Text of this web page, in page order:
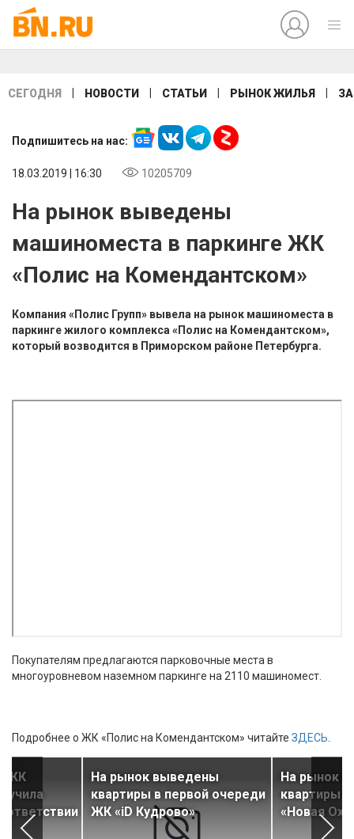
СЕГОДНЯ НОВОСТИ СТАТЬИ РЫНОК ЖИЛЬЯ
Подпишитесь на нас:
18.03.2019 | 16:30 10205709
На рынок выведены
машиноместа в паркинге ЖК
«Полис на Комендантском»
Компания «Полис Групп» вывела на рынок машиноместа в
паркинге жилого комплекса «Полис на Комендантском»,
который возводится в Приморском районе Петербурга.
Покупателям предлагаются парковочные места в
многоуровневом наземном паркинге на 2110 машиномест.
Подробнее о ЖК «Полис на Комендантском» читайте ЗДЕСЬ
ЖК
На рынок выведены
квартиры в первой очереди
ЖК «iD Кудрово»
На рынок
квартиры
«Новая